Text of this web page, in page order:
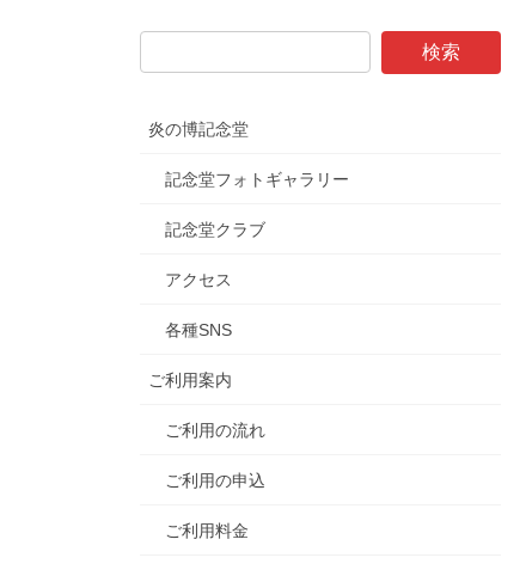
炎の博記念堂
記念堂フォトギャラリー
記念堂クラブ
アクセス
各種SNS
ご利用案内
ご利用の流れ
ご利用の申込
ご利用料金